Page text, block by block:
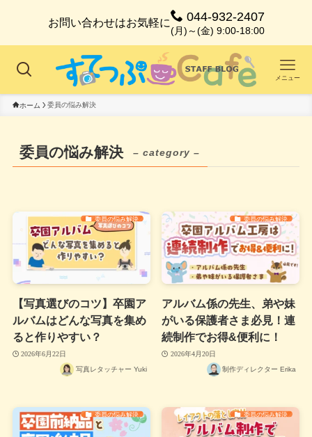
お問い合わせはお気軽に 044-932-2407
(月)～(金) 9:00-18:00
メニュー
ホーム 委員の悩み解決
委員の悩み解決 – category –
委員の悩み解決
【写真選びのコツ】卒園ア
ルバムはどんな写真を集め
ると作りやすい？
2026年6月22日
写真レタッチャー Yuki
委員の悩み解決
アルバム係の先生、弟や妹
がいる保護者さま必見！連
続制作でお得&便利に！
2026年4月20日
制作ディレクター Erika
委員の悩み解決 委員の悩み解決